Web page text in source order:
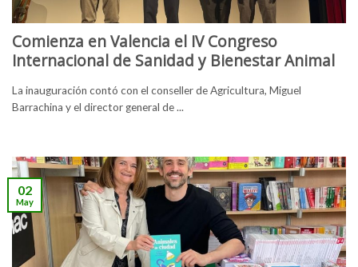
Comienza en Valencia el IV Congreso
Internacional de Sanidad y Bienestar Animal
La inauguración contó con el conseller de Agricultura, Miguel
Barrachina y el director general de ...
02
May